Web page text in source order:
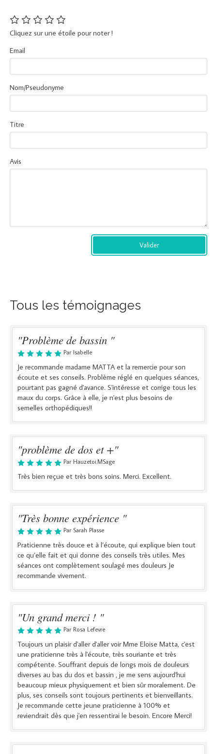
Cliquez sur une étoile pour noter !
Email
Nom/Pseudonyme
Titre
Avis
Valider
Tous les témoignages
"Problème de bassin "
Par Isabelle
Je recommande madame MATTA et la remercie pour son
écoute et ses conseils. Problème réglé en quelques séances,
pourtant pas gagné d'avance. S'intéresse et corrige tous les
maux du corps. Grâce à elle, je n'est plus besoins de
semelles orthopédiques!!
"problème de dos et +"
Par Hauzetoi.MSage
Très bien reçue et très bons soins. Merci. Excellent.
"Très bonne expérience "
Par Sarah Plasse
Praticienne très douce et à l’écoute, qui explique bien tout
ce qu’elle fait et qui donne des conseils très utiles. Mes
séances ont complètement soulagé mes douleurs Je
recommande vivement.
"Un grand merci ! "
Par Rosa Lefevre
Toujours un plaisir d'aller d'aller voir Mme Eloise Matta, c'est
une praticienne très à l'écoute, très souriante et très
compétente. Souffrant depuis de longs mois de douleurs
diverses au bas du dos et bassin , je me sens aujourd'hui
beaucoup mieux physiquement et bien sûr moralement. De
plus, ses conseils sont toujours pertinents et bienveillants.
Je recommande cette jeune praticienne à 100% et
reviendrait dès que j'en ressentirai le besoin. Encore Merci!